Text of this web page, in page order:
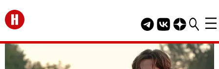
Перейти на главную
Telegram канал
Группа HELLO
Канал